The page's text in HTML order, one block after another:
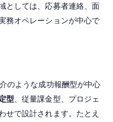
としては、応募者連絡、面
務オペレーションが中心で
のような成功報酬型が中心
型 、従量課金型、プロジェ
せで設計されます。たとえ